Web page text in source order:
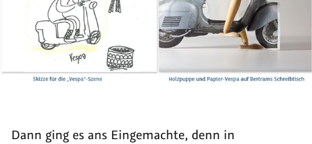
Dann ging es ans Eingemachte, denn in